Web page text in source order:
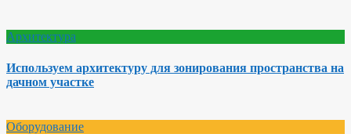
Архитектура
Используем архитектуру для зонирования пространства на
дачном участке
Оборудование